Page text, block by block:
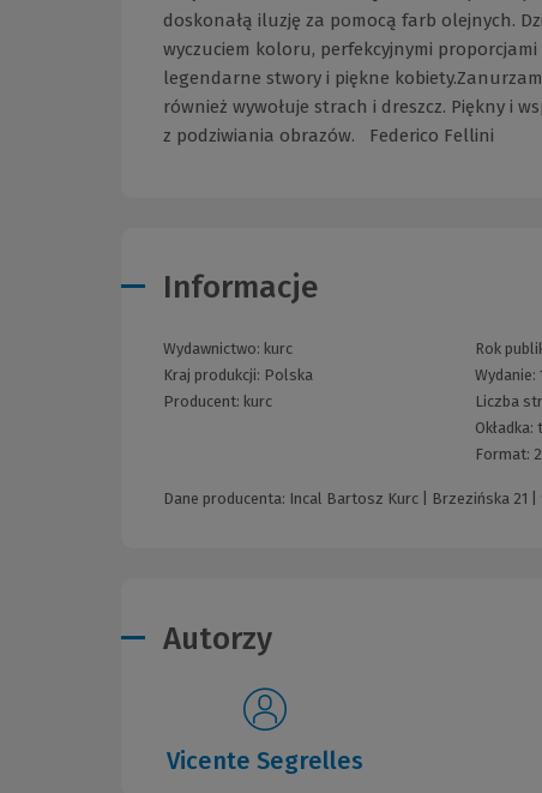
doskonałą iluzję za pomocą farb olejnych.
wyczuciem koloru, perfekcyjnymi
legendarne stwory i piękne
również wywołuje strach i dreszcz. Piękny i
z podziwiania obrazów. Federico Fellini
Informacje
Wydawnictwo: kurc
Kraj produkcji: Polska
Producent: kurc
Rok
Wydanie:
Liczba
Okładka:
Format:
Dane producenta: Incal Bartosz Kurc | Brzezińska 21
Autorzy
Vicente Segrelles